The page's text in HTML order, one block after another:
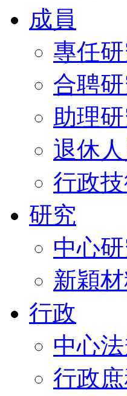
成員
專任
合聘
助理
退休
行政
研究
中心
新穎
行政
中心
行政